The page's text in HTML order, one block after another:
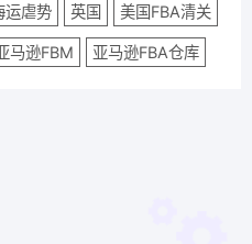
运虐势 英国 美国FBA清关
马逊FBM 亚马逊FBA仓库